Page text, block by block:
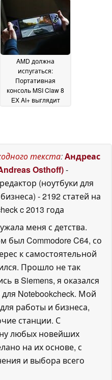
собирать доступные
по цене ПК02 July 2026
AMD должна
испугаться:
Портативная
консоль MSI Claw 8
EX AI+ выглядит
текста:Андреас
Osthoff)-
(ноутбуки для
- 2192 статей на
c 2013 года
меня с детства.
Commodore C64, со
к самостоятельной
Прошло не так
в Siemens, я оказался
Notebookcheck. Мой
работы и бизнеса,
станции. С
любых новейших
на их основе, с
и выбора всего